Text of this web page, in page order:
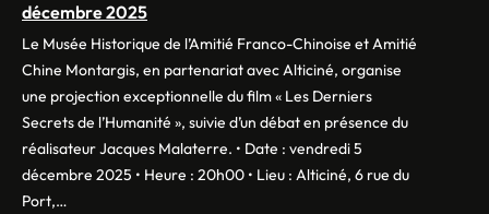
décembre 2025
Le Musée Historique de l’Amitié Franco-Chinoise et Amitié
Chine Montargis, en partenariat avec Alticiné, organise
une projection exceptionnelle du film « Les Derniers
Secrets de l’Humanité », suivie d’un débat en présence du
réalisateur Jacques Malaterre. • Date : vendredi 5
décembre 2025 • Heure : 20h00 • Lieu : Alticiné, 6 rue du
Port,…